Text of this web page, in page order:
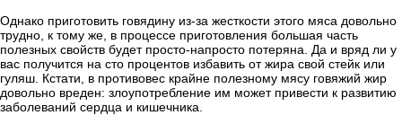
Однако приготовить говядину из-за жесткости этого мяса довольно
трудно, к тому же, в процессе приготовления большая часть
полезных свойств будет просто-напросто потеряна. Да и вряд ли у
вас получится на сто процентов избавить от жира свой стейк или
гуляш. Кстати, в противовес крайне полезному мясу говяжий жир
довольно вреден: злоупотребление им может привести к развитию
заболеваний сердца и кишечника.